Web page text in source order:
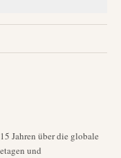
Jahren über die globale
und